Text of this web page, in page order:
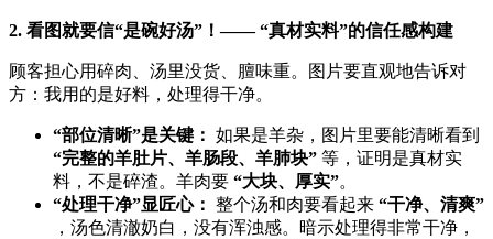
2. 看图就要信“是碗好汤”！—— “真材实料”的信任感构建
顾客担心用碎肉、汤里没货、膻味重。图片要直观地告诉对
方：我用的是好料，处理得干净。
​“部位清晰”是关键：​ ​ 如果是羊杂，图片里要能清晰看到 ​
“完整的羊肚片、羊肠段、羊肺块”​ ​ 等，证明是真材实
料，不是碎渣。羊肉要 ​ ​“大块、厚实”​。
​“处理干净”显匠心：​ ​ 整个汤和肉要看起来 ​ ​“干净、清爽”​
，汤色清澈奶白，没有浑浊感。暗示处理得非常干净，